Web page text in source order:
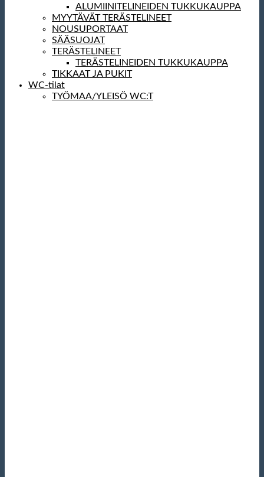
ALUMIINITELINEIDEN TUKKUKAUPPA
MYYTÄVÄT TERÄSTELINEET
NOUSUPORTAAT
SÄÄSUOJAT
TERÄSTELINEET
TERÄSTELINEIDEN TUKKUKAUPPA
TIKKAAT JA PUKIT
WC-tilat
TYÖMAA/YLEISÖ WC:T